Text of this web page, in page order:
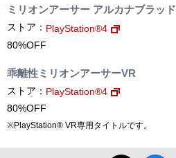
ミリオンアーサー アルカナブラッド
ストア： PlayStation®4
80%OFF
乖離性ミリオンアーサーVR
ストア： PlayStation®4
80%OFF
※PlayStation® VR専用タイトルです。